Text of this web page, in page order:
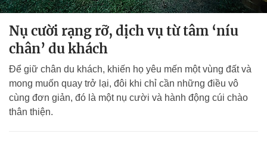
Nụ cười rạng rỡ, dịch vụ từ tâm ‘níu
chân’ du khách
Để giữ chân du khách, khiến họ yêu mến một vùng đất và
mong muốn quay trở lại, đôi khi chỉ cần những điều vô
cùng đơn giản, đó là một nụ cười và hành động cúi chào
thân thiện.